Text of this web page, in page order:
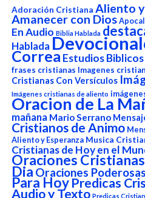
Adoración Cristiana Aliento
Amanecer con Dios
En Audio Biblia Hablada
Hablada
Correa Estudios Biblicos
frases cristianas Imagenes
Cristianas Con Versículos
Imágenes cristianas de aliento
Oracion de La
mañana Mario Serrano
Cristianos de Animo
Aliento y Esperanza Musica
Cristianas de Hoy en el
Oraciones
DiaOraciones Poderosas
Para Hoy Predicas
Audio y Texto Predicas